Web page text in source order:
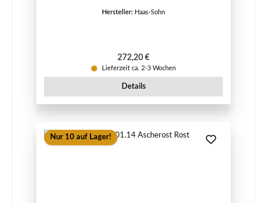
Hersteller: Haas-Sohn
Regulärer Preis:
272,20 €
Lieferzeit ca. 2-3 Wochen
Details
Nur 10 auf Lager!